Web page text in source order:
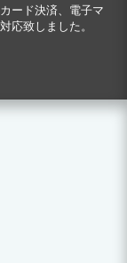
ード決済、電子マ
応致しました。